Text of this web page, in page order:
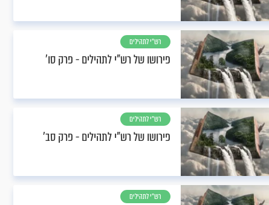
רש"י לתהילים
פירושו של רש"י לתהילים - פרק סו’
רש"י לתהילים
פירושו של רש"י לתהילים - פרק סב’
רש"י לתהילים